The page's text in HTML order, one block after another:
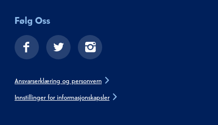
Følg Oss
Ansvarserklæring og personvern
Innstillinger for informasjonskapsler